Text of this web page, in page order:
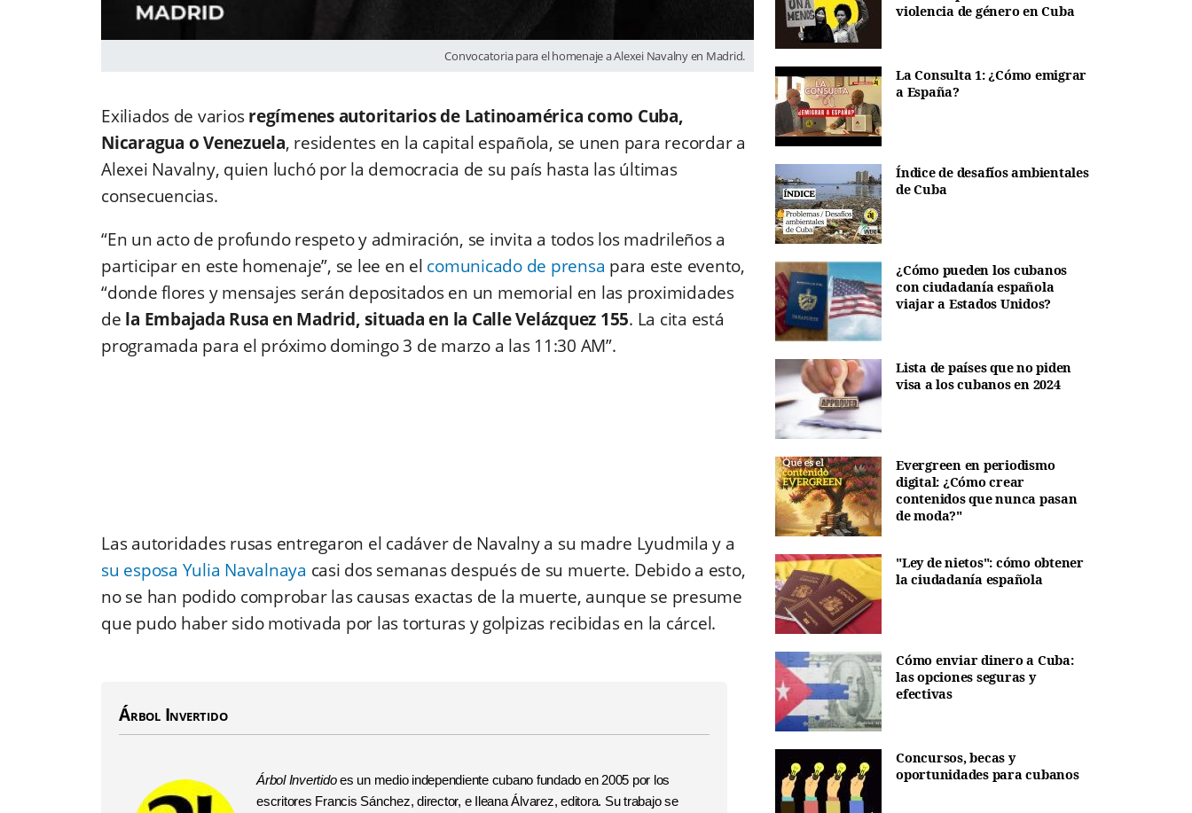
Convocatoria para el homenaje a Alexei Navalny en Madrid.
Exiliados de variosregímenes autoritarios de Latinoamérica como Cuba,
Nicaragua o Venezuela, residentes en la capital española, se unen para recordar a
Alexei Navalny, quien luchó por la democracia de su país hasta las últimas
consecuencias.
“En un acto de profundo respeto y admiración, se invita a todos los madrileños a
participar en este homenaje”, se lee en el comunicado de prensa para este evento,
“donde flores y mensajes serán depositados en un memorial en las proximidades
de la Embajada Rusa en Madrid, situada en la Calle Velázquez 155. La cita está
programada para el próximo domingo 3 de marzo a las 11:30 AM”.
Las autoridades rusas entregaron el cadáver de Navalny a su madre Lyudmila y a
su esposa Yulia Navalnaya casi dos semanas después de su muerte. Debido a esto,
no se han podido comprobar las causas exactas de la muerte, aunque se presume
que pudo haber sido motivada por las torturas y golpizas recibidas en la cárcel.
Árbol Invertido
Árbol Invertidoes un medio independiente cubano fundado en 2005 por los
escritores Francis Sánchez, director, e Ileana Álvarez, editora. Su trabajo se
violencia de género en Cuba
La Consulta 1: ¿Cómo emigrar
a España?
Índice de desafíos ambientales
de Cuba
¿Cómo pueden los cubanos
con ciudadanía española
viajar a Estados Unidos?
Lista de países que no piden
visa a los cubanos en 2024
Evergreen en periodismo
digital: ¿Cómo crear
contenidos que nunca pasan
de moda?"
"Ley de nietos": cómo obtener
la ciudadanía española
Cómo enviar dinero a Cuba:
las opciones seguras y
efectivas
Concursos, becas y
oportunidades para cubanos